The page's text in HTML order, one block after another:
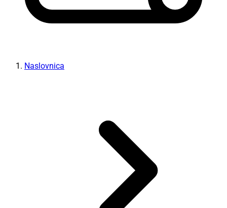
Naslovnica